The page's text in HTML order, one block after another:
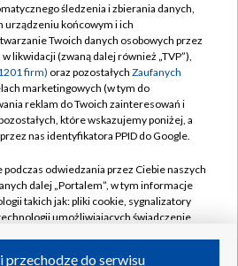
TVP
TVP
prywatności
Moje zgody
Pomoc
Kontakt
Kanały
śledzenia i zbierania danych,
urządzeniu końcowym i ich
Twoich danych osobowych przez
likwidacji (zwaną dalej również „TVP”),
firm) oraz pozostałych Zaufanych
marketingowych (w tym do
reklam do Twoich zainteresowań i
które wskazujemy poniżej, a
nas identyfikatora PPID do Google.
odwiedzania przez Ciebie naszych
dalej „Portalem”, w tym informacje
takich jak: pliki cookie, sygnalizatory
umożliwiających świadczenie
przechodzę do serwisu